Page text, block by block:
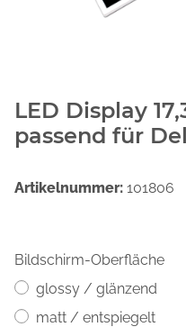
LED Display
passend für
Artikelnummer: 101806
Bildschirm-Oberfläche
glossy / glänzend
matt / entspiegelt